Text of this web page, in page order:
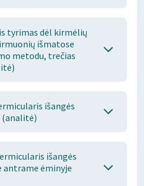
tyrimas dėl kirmėlių
išmatose
metodu, trečias
išangės
(analitė)
išangės
antrame ėminyje